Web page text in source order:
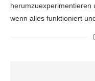
herumzuexperimentieren
wenn alles funktioniert